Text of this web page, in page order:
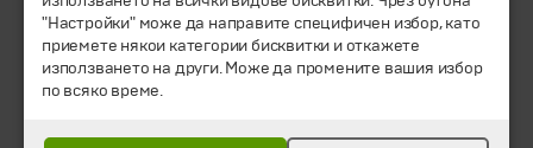
Екскурзии и почивки
Направления
Календар
"Настройки" може да направите специфичен избор, като
приемете някои категории бисквитки и откажете
използването на други. Може да промените вашия избор
по всяко време.